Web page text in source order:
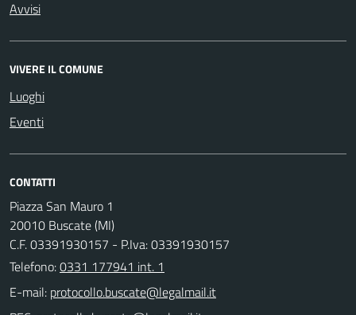
Avvisi
VIVERE IL COMUNE
Luoghi
Eventi
CONTATTI
Piazza San Mauro 1
20010 Buscate (MI)
C.F. 03391930157 - P.Iva: 03391930157
Telefono:0331 177941 int. 1
E-mail: